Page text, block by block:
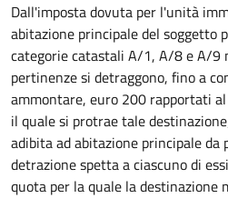
Dall'imposta dovuta per l'unità
abitazione principale del soggetto
categorie catastali A/1, A/8 e A/9
pertinenze si detraggono, fino a
ammontare, euro 200 rapportati
il quale si protrae tale
adibita ad abitazione principale da
detrazione spetta a ciascuno di
quota per la quale la destinazione